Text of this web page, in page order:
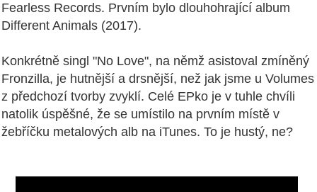
Fearless Records. Prvním bylo dlouhohrající album
Different Animals (2017).
Konkrétně singl "No Love", na němž asistoval zmíněný
Fronzilla, je hutnější a drsnější, než jak jsme u Volumes
z předchozí tvorby zvyklí. Celé EPko je v tuhle chvíli
natolik úspěšné, že se umístilo na prvním místě v
žebříčku metalových alb na iTunes. To je hustý, ne?